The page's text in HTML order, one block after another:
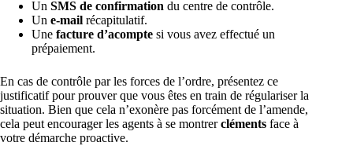
Un SMS de confirmation du centre de contrôle.
Un e-mail récapitulatif.
Une facture d’acompte si vous avez effectué un
prépaiement.
En cas de contrôle par les forces de l’ordre, présentez ce
justificatif pour prouver que vous êtes en train de régulariser la
situation. Bien que cela n’exonère pas forcément de l’amende,
cela peut encourager les agents à se montrercléments face à
votre démarche proactive.